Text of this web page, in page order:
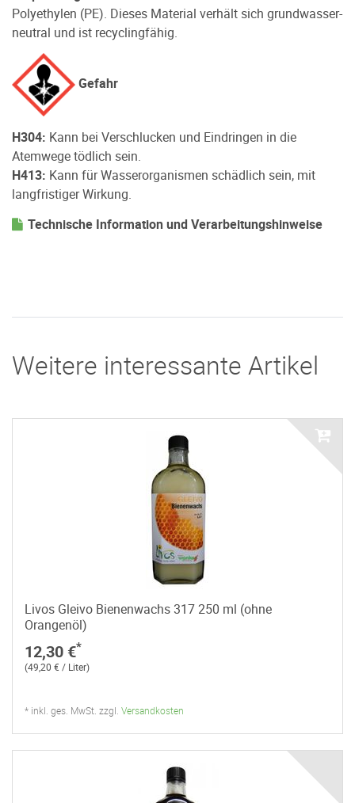
Polyethylen (PE). Dieses Material verhält sich grundwasser-
neutral und ist recyclingfähig.
Gefahr
H304: Kann bei Verschlucken und Eindringen in die
Atemwege tödlich sein.
H413: Kann für Wasserorganismen schädlich sein, mit
langfristiger Wirkung.
Technische Information und Verarbeitungshinweise
Weitere interessante Artikel
Livos Gleivo Bienenwachs 317 250 ml (ohne
Orangenöl)
12,30 €*
(49,20 € / Liter)
* inkl. ges. MwSt. zzgl. Versandkosten